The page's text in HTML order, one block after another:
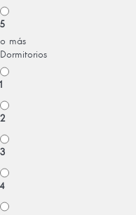
5
o más
Dormitorios
1
2
3
4